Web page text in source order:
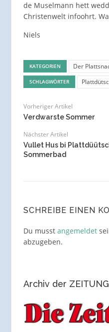
de Muselmann hett
Christenwelt infoohrt.
Niels
KATEGORIEN Der
SCHLAGWÖRTER
Vorheriger Artikel
Verdwarste Sommer
Nächster Artikel
Vullet Hus bi
Sommerbad
SCHREIBE EINEN
Du musst angemeldet
abzugeben.
Archiv der